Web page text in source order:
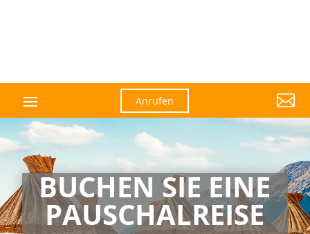
Anrufen 
BUCHEN SIE EINE
PAUSCHAL­­REISE